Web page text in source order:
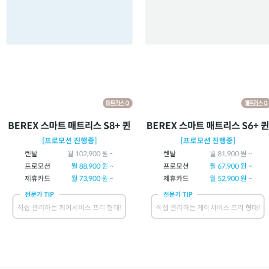
BEREX 스마트 매트리스 S8+ 퀸
[프로모션 진행중]
렌탈 월102,900원 ~
프로모션
월 88,900원 ~
제휴카드
월 73,900원 ~
전문가 TIP
직접 관리하는 케어서비스 프리 형태!
BEREX 스마트 매트리스 S6+ 퀸
[프로모션 진행중]
렌탈 월81,900원 ~
프로모션
월 67,900원 ~
제휴카드
월 52,900원 ~
전문가 TIP
직접 관리하는 케어서비스 프리 형태!